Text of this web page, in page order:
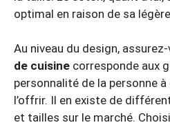
optimal en raison de sa
Au niveau du design,
de cuisine corresponde aux
personnalité de la personne
l’offrir. Il en existe de
et tailles sur le marché.